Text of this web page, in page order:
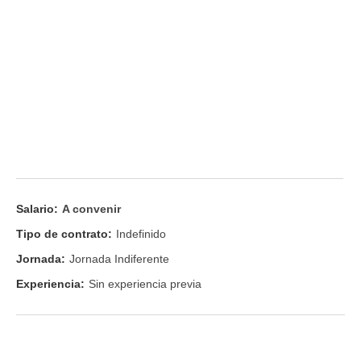
Salario: A convenir
Tipo de contrato: Indefinido
Jornada: Jornada Indiferente
Experiencia: Sin experiencia previa